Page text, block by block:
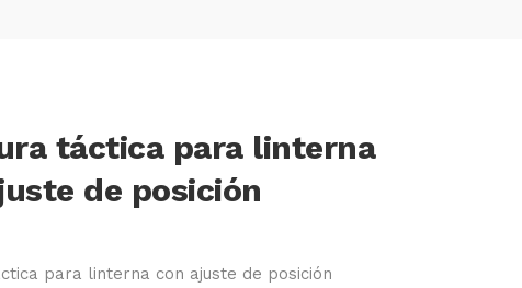
táctica para linterna
de posición
para linterna con ajuste de posición